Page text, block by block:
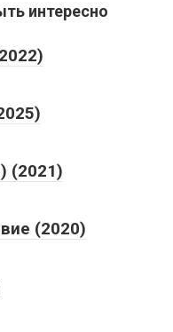
интересно
(2021)
(2020)